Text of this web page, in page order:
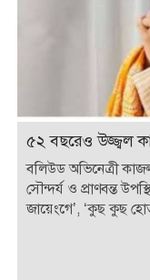
৫২ বছরেও উজ্জ্বল
বলিউড অভিনেত্রী
সৌন্দর্য ও প্রাণবন্ত
জায়েংগে’, ‘কুছ কুছ